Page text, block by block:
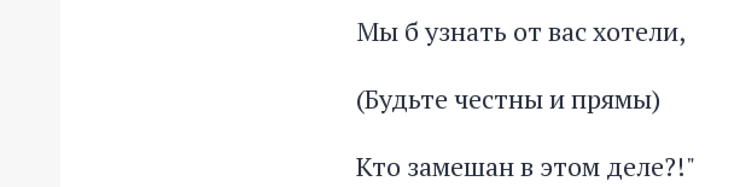
Мы б узнать от вас хотели,
(Будьте честны и прямы)
Кто замешан в этом деле?!"